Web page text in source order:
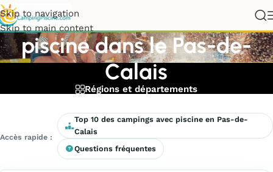
Skip to navigation
Skip to main content
Meilleurs campings avec
piscine dans le Pas-de-
Calais
Régions et départements
Accès rapide :
Top 10 des campings avec piscine en Pas-de-
Calais
Questions fréquentes